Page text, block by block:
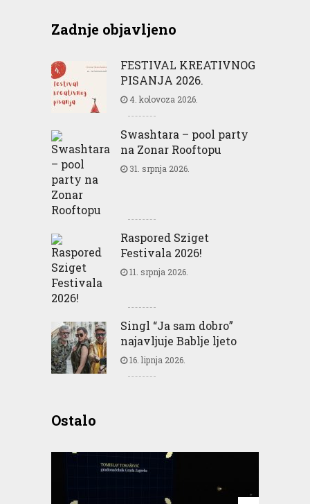
Zadnje objavljeno
FESTIVAL KREATIVNOG
PISANJA 2026.
4. kolovoza 2026.
Swashtara – pool party
na Zonar Rooftopu
31. srpnja 2026.
Raspored Sziget
Festivala 2026!
11. srpnja 2026.
Singl “Ja sam dobro”
najavljuje Bablje ljeto
16. lipnja 2026.
Ostalo